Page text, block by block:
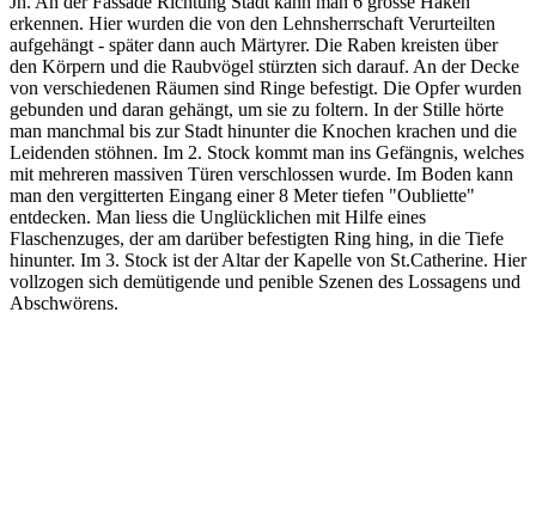
erkennen. Hier wurden die von den Lehnsherrschaft Verurteilten
aufgehängt - später dann auch Märtyrer. Die Raben kreisten über
den Körpern und die Raubvögel stürzten sich darauf. An der Decke
von verschiedenen Räumen sind Ringe befestigt. Die Opfer wurden
gebunden und daran gehängt, um sie zu foltern. In der Stille hörte
man manchmal bis zur Stadt hinunter die Knochen krachen und die
Leidenden stöhnen. Im 2. Stock kommt man ins Gefängnis, welches
mit mehreren massiven Türen verschlossen wurde. Im Boden kann
man den vergitterten Eingang einer 8 Meter tiefen "Oubliette"
entdecken. Man liess die Unglücklichen mit Hilfe eines
Flaschenzuges, der am darüber befestigten Ring hing, in die Tiefe
hinunter. Im 3. Stock ist der Altar der Kapelle von St.Catherine. Hier
vollzogen sich demütigende und penible Szenen des Lossagens und
Abschwörens.